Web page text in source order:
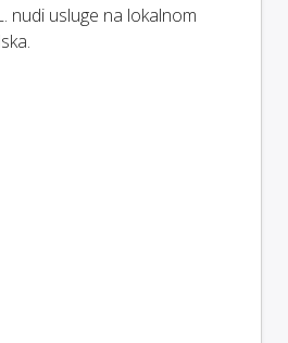
nudi usluge na lokalnom